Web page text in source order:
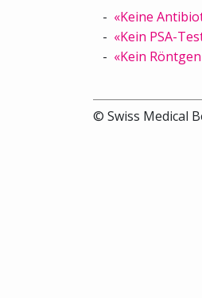
«Keine
«Kein PSA-
«Kein
© Swiss Medical